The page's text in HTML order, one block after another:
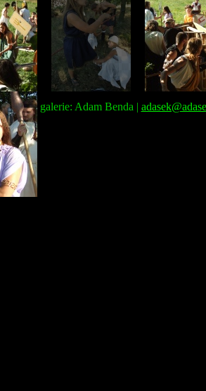
Správce galerie: Adam Benda |